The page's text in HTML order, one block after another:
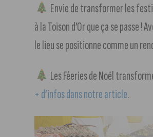
Envie de transformer les
à la Toison d’Or que ça se passe
le lieu se positionne comme un
Les Féeries de Noël
+ d’infos dans notre article.